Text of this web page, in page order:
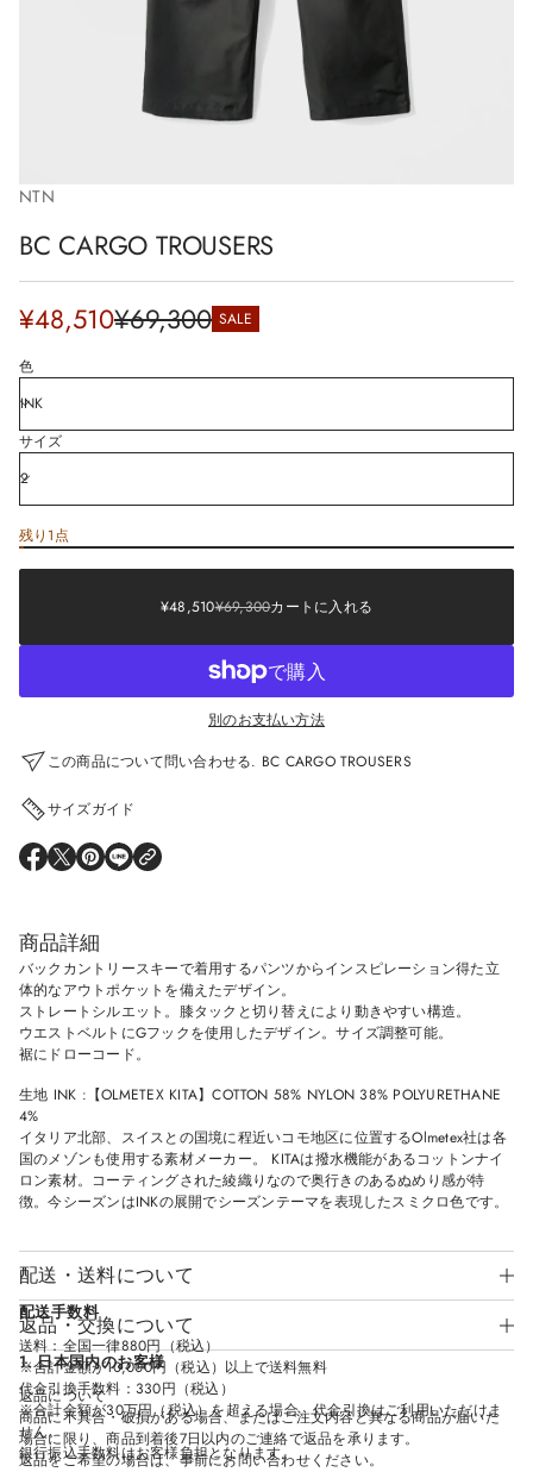
NTN
BC CARGO TROUSERS
Sale
price
¥48,510Regular
price
¥69,300 SALE
色
サイズ
残り1点
price
SALE
¥48,510REGULAR
¥69,300カートに入れる
別のお支払い方法
この商品について問い合わせる. BC CARGO TROUSERS
サイズガイド
O
S
I
N
A
N
E
W
W
I
D
O
W
.
O
S
I
N
A
N
E
W
W
D
W
.
O
S
I
N
A
N
E
W
D
W
.
O
N
A
N
E
W
W
D
W
.
商品詳細
バックカントリースキーで着用するパンツからインスピレーション得た立
体的なアウトポケットを備えたデザイン。
ストレートシルエット。膝タックと切り替えにより動きやすい構造。
ウエストベルトにGフックを使用したデザイン。サイズ調整可能。
裾にドローコード。
生地 INK :【OLMETEX KITA】COTTON 58% NYLON 38% POLYURETHANE
4%
イタリア北部、スイスとの国境に程近いコモ地区に位置するOlmetex社は各
国のメゾンも使用する素材メーカー。 KITAは撥水機能があるコットンナイ
ロン素材。コーティングされた綾織りなので奥行きのあるぬめり感が特
徴。今シーズンはINKの展開でシーズンテーマを表現したスミクロ色です。
配送・送料について
配送手数料
送料：全国一律880円（税込）
※合計金額が10,000円（税込）以上で送料無料
代金引換手数料：330円（税込）
※合計金額が30万円（税込）を超える場合、代金引換はご利用いただけま
せん。
銀行振込手数料はお客様負担となります。
返品・交換について
1. 日本国内のお客様
返品について
商品に不具合・破損がある場合、またはご注文内容と異なる商品が届いた
場合に限り、商品到着後7日以内のご連絡で返品を承ります。
返品をご希望の場合は、事前にお問い合わせください。